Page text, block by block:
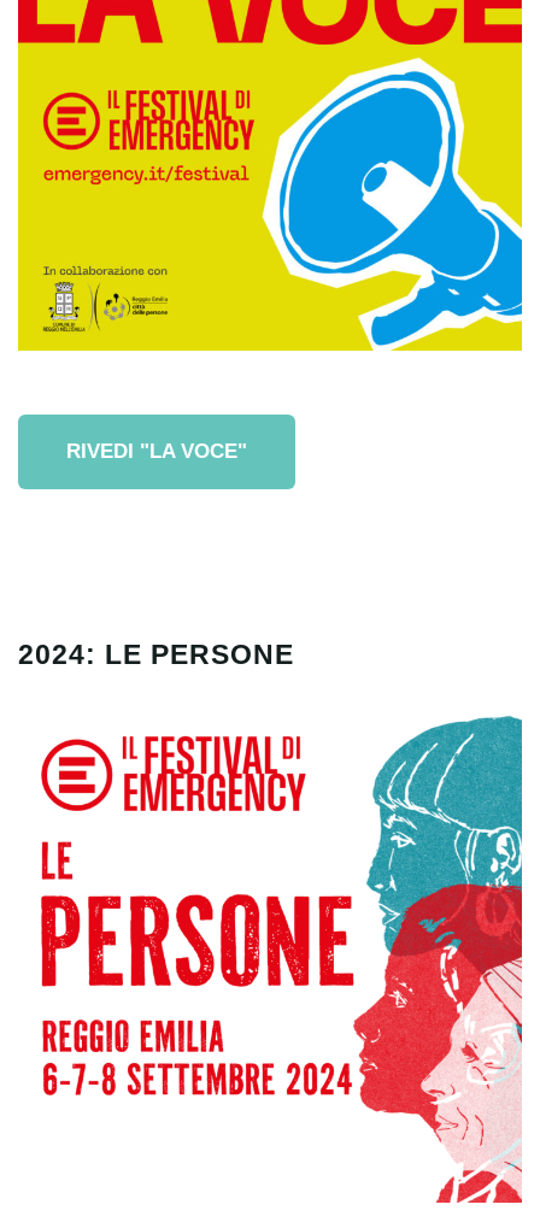
RIVEDI "LA VOCE"
2024: LE PERSONE